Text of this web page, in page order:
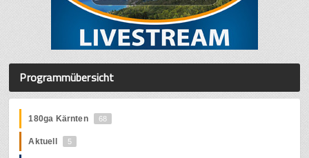
Programmübersicht
180ga Kärnten 68
Aktuell 5